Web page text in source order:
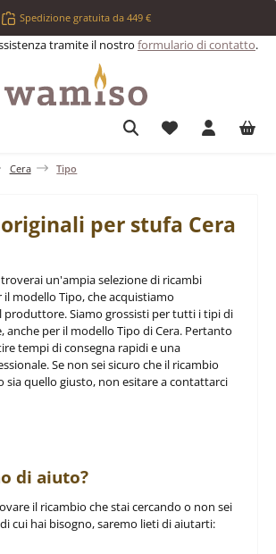
Spedizione gratuita da 449 €
tramite il nostro formulario di contatto.
Hai 0 articoli
Cera Tipo
per stufa Cera
un'ampia selezione di ricambi
il modello Tipo, che acquistiamo
Siamo grossisti per tutti i tipi di
anche per il modello Tipo di Cera. Pertanto
tempi di consegna rapidi e una
Se non sei sicuro che il ricambio
sia quello giusto, non esitare a contattarci
di aiuto?
il ricambio che stai cercando o non sei
cui hai bisogno, saremo lieti di aiutarti: